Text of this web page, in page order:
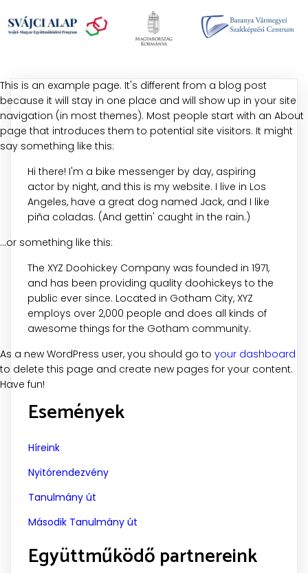
This is an example page. It's different from a blog post
because it will stay in one place and will show up in your site
navigation (in most themes). Most people start with an About
page that introduces them to potential site visitors. It might
say something like this:
Hi there! I'm a bike messenger by day, aspiring
actor by night, and this is my website. I live in Los
Angeles, have a great dog named Jack, and I like
piña coladas. (And gettin' caught in the rain.)
...or something like this:
The XYZ Doohickey Company was founded in 1971,
and has been providing quality doohickeys to the
public ever since. Located in Gotham City, XYZ
employs over 2,000 people and does all kinds of
awesome things for the Gotham community.
As a new WordPress user, you should go to your dashboard
to delete this page and create new pages for your content.
Have fun!
Események
Híreink
Nyitórendezvény
Tanulmány út
Második Tanulmány út
Együttműködő partnereink